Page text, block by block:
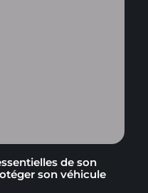
de son
son véhicule